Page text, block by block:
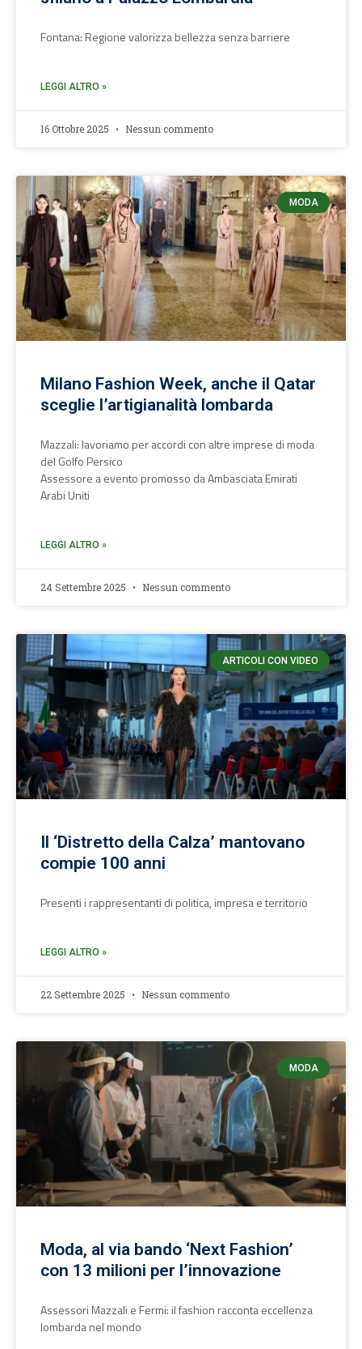
Fontana: Regione valorizza bellezza senza barriere
LEGGI ALTRO »
16 Ottobre 2025 Nessun commento
MODA
Milano Fashion Week, anche il Qatar
sceglie l’artigianalità lombarda
Mazzali: lavoriamo per accordi con altre imprese di moda
del Golfo Persico
Assessore a evento promosso da Ambasciata Emirati
Arabi Uniti
LEGGI ALTRO »
24 Settembre 2025 Nessun commento
ARTICOLI CON VIDEO
Il ‘Distretto della Calza’ mantovano
compie 100 anni
Presenti i rappresentanti di politica, impresa e territorio
LEGGI ALTRO »
22 Settembre 2025 Nessun commento
MODA
Moda, al via bando ‘Next Fashion’
con 13 milioni per l’innovazione
Assessori Mazzali e Fermi: il fashion racconta eccellenza
lombarda nel mondo